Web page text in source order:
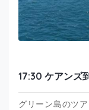
17:30 ケアンズ
グリーン島のツ